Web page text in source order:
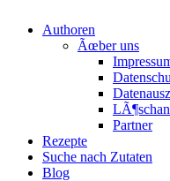
Authoren
Ãœber uns
Partner
Rezepte
Suche nach Zutaten
Blog